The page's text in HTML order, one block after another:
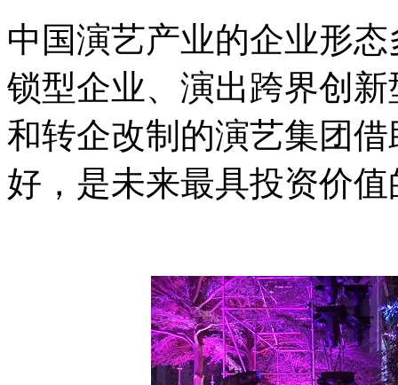
中国演艺产业的企业形
锁型企业、演出跨界创
和转企改制的演艺集团
好，是未来最具投资价